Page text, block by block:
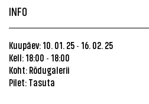
INFO
Kuupäev: 10. 01. 25 - 16. 02. 25
Kell: 18:00 - 18:00
Koht: Rõdugalerii
Pilet: Tasuta